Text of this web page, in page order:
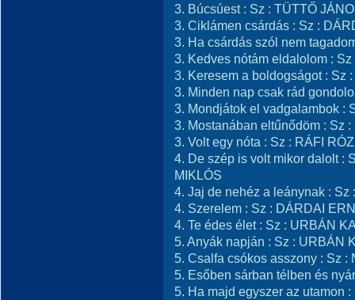
3. Búcsúest : Sz : TÜTTŐ
3. Ciklámen csárdás : Sz :
3. Ha csárdás szól nem
3. Kedves nótám eldalolom :
3. Keresem a boldogságot : Sz
3. Minden nap csak rád
3. Mondjátok el vadgalambok :
3. Mostanában eltűnődöm : Sz
3. Volt egy nóta : Sz : RÁFI
4. De szép is volt mikor dalolt :
MIKLÓS
4. Jaj de nehéz a leánynak : Sz
4. Szerelem : Sz : DÁRDAI
4. Te édes élet : Sz : URBÁN
5. Anyák napján : Sz : URBÁN
5. Csalfa csókos asszony : Sz :
5. Esőben sárban télben és
5. Ha majd egyszer az utamon